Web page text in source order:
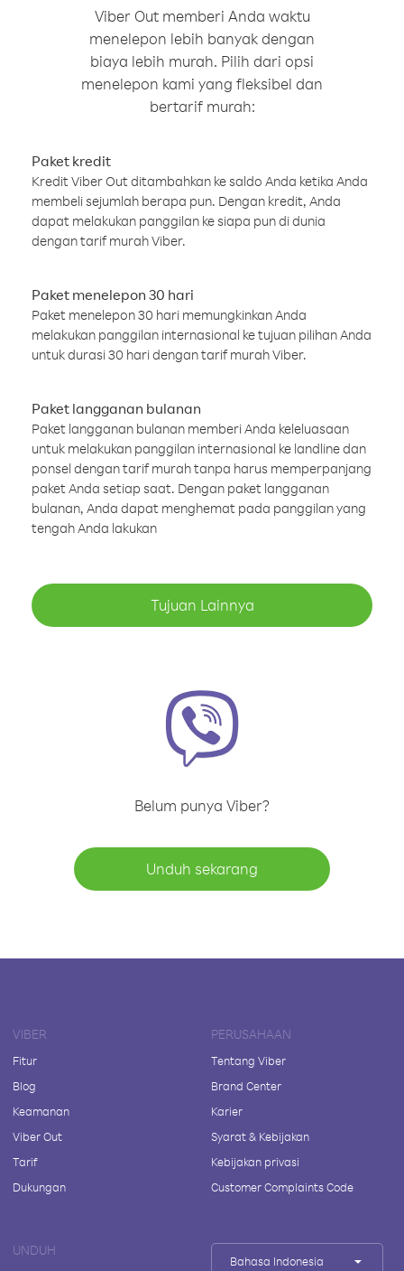
Viber Out memberi Anda waktu
menelepon lebih banyak dengan
biaya lebih murah. Pilih dari opsi
menelepon kami yang fleksibel dan
bertarif murah:
Paket kredit
Kredit Viber Out ditambahkan ke saldo Anda ketika Anda
membeli sejumlah berapa pun. Dengan kredit, Anda
dapat melakukan panggilan ke siapa pun di dunia
dengan tarif murah Viber.
Paket menelepon 30 hari
Paket menelepon 30 hari memungkinkan Anda
melakukan panggilan internasional ke tujuan pilihan Anda
untuk durasi 30 hari dengan tarif murah Viber.
Paket langganan bulanan
Paket langganan bulanan memberi Anda keleluasaan
untuk melakukan panggilan internasional ke landline dan
ponsel dengan tarif murah tanpa harus memperpanjang
paket Anda setiap saat. Dengan paket langganan
bulanan, Anda dapat menghemat pada panggilan yang
tengah Anda lakukan
Tujuan Lainnya
Belum punya Viber?
Unduh sekarang
VIBER
Fitur
Blog
Keamanan
Viber Out
Tarif
Dukungan
PERUSAHAAN
Tentang Viber
Brand Center
Karier
Syarat & Kebijakan
Kebijakan privasi
Customer Complaints Code
UNDUH
Bahasa Indonesia